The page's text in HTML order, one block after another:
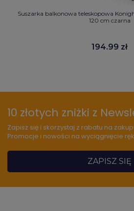
Suszarka balkonowa teleskopowa
120 cm czarna
194.99 zł
10 złotych zniżki z
Zapisz się i skorzystaj z rabatu na
Promocje i nowości na wyciągnięcie
ZAPISZ SIĘ